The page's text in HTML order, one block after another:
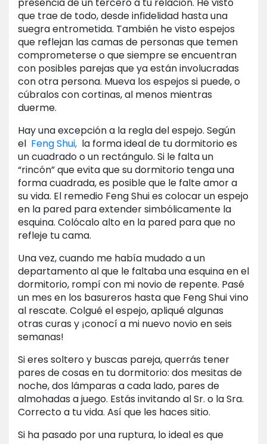
presencia de un tercero a tu relación. He visto
que trae de todo, desde infidelidad hasta una
suegra entrometida. También he visto espejos
que reflejan las camas de personas que temen
comprometerse o que siempre se encuentran
con posibles parejas que ya están involucradas
con otra persona. Mueva los espejos si puede, o
cúbralos con cortinas, al menos mientras
duerme.
Hay una excepción a la regla del espejo. Según
el Feng Shui, la forma ideal de tu dormitorio es
un cuadrado o un rectángulo. Si le falta un
“rincón” que evita que su dormitorio tenga una
forma cuadrada, es posible que le falte amor a
su vida. El remedio Feng Shui es colocar un espejo
en la pared para extender simbólicamente la
esquina. Colócalo alto en la pared para que no
refleje tu cama.
Una vez, cuando me había mudado a un
departamento al que le faltaba una esquina en el
dormitorio, rompí con mi novio de repente. Pasé
un mes en los basureros hasta que Feng Shui vino
al rescate. Colgué el espejo, apliqué algunas
otras curas y ¡conocí a mi nuevo novio en seis
semanas!
Si eres soltero y buscas pareja, querrás tener
pares de cosas en tu dormitorio: dos mesitas de
noche, dos lámparas a cada lado, pares de
almohadas a juego. Estás invitando al Sr. o la Sra.
Correcto a tu vida. Así que les haces sitio.
Si ha pasado por una ruptura, lo ideal es que